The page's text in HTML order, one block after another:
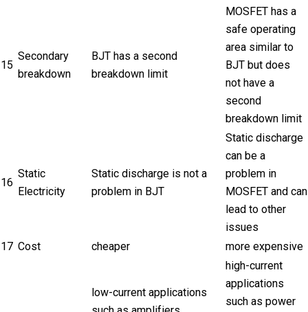
15
Secondary
breakdown
BJT has a second
breakdown limit
MOSFET has a
safe operating
area similar to
BJT but does
not have a
second
breakdown limit
16
Static
Electricity
Static discharge is not a
problem in BJT
Static discharge
can be a
problem in
MOSFET and can
lead to other
issues
17 Cost cheaper more expensive
low-current applications
high-current
applications
such as power